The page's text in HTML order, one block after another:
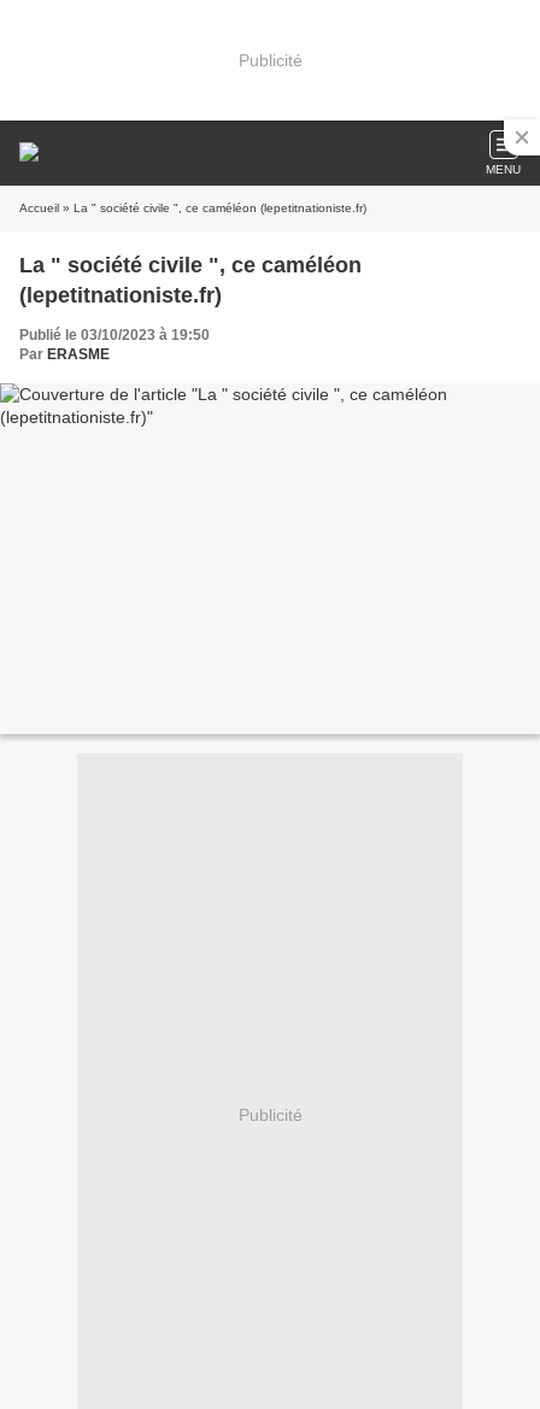
Publicité
MENU
Accueil » La " société civile ", ce caméléon (lepetitnationiste.fr)
La " société civile ", ce caméléon
(lepetitnationiste.fr)
Publié le 03/10/2023 à 19:50
Par ERASME
Publicité